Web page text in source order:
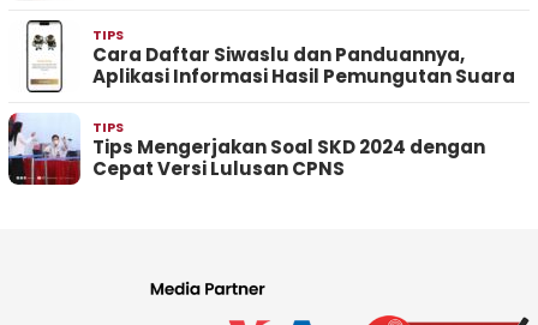
TIPS
Cara Daftar Siwaslu dan Panduannya,
Aplikasi Informasi Hasil Pemungutan Suara
TIPS
Tips Mengerjakan Soal SKD 2024 dengan
Cepat Versi Lulusan CPNS